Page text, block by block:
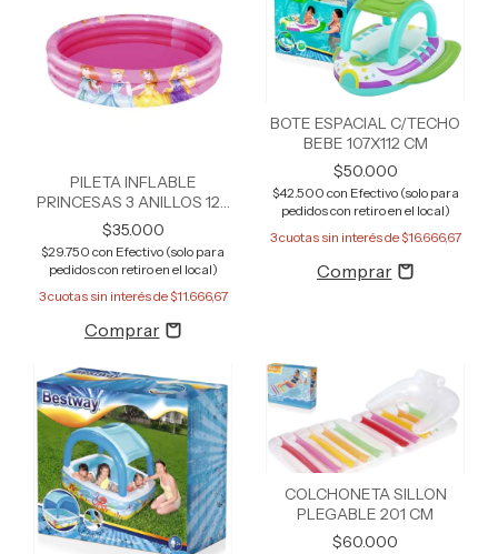
PILETA INFLABLE
PRINCESAS 3 ANILLOS 122
CM
$35.000
$29.750 con Efectivo (solo para
pedidos con retiro en el local)
3cuotas sin interés de$11.666,67
BOTE ESPACIAL C/TECHO
BEBE 107X112 CM
$50.000
$42.500 con Efectivo (solo para
pedidos con retiro en el local)
3cuotas sin interés de$16.666,67
COLCHONETA SILLON
PLEGABLE 201 CM
$60.000